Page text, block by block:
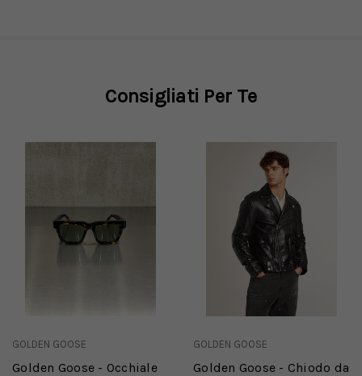
Consigliati Per Te
GOLDEN GOOSE
Golden Goose - Occhiale
GOLDEN GOOSE
Golden Goose - Chiodo da